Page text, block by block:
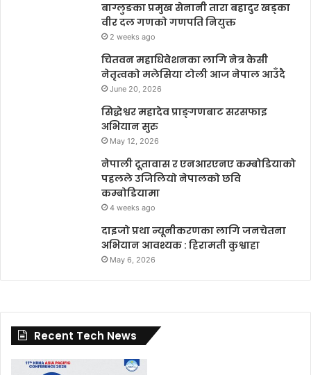
बाग्लुङका प्रमुख सेनानी तारा बहादुर खड्का
वीर दल गणको गणपति नियुक्त
2 weeks ago
चितवन महाधिवेशनका लागि नेत्र केसी
नेतृत्वको मलेसिया टोली आज नेपाल आउँदै
June 20, 2026
सिद्धेश्वर महादेव प्राङ्गणबाट सरसफाइ
अभियान सुरु
May 12, 2026
नेपाली दूतावास र एनआरएनए कम्बोडियाको
पहलले उजिलियो नेपालको छवि
कम्बोडियामा
4 weeks ago
दाइजो प्रथा न्यूनीकरणका लागि जनचेतना
अभियान आवश्यक : हिरामती कुश्वाहा
May 6, 2026
Recent Tech News